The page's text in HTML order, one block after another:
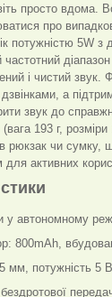
просто вдома.
про
потужністю 5W з
і чистий звук.
а
звук до
(вага 193 г,
рюкзак чи сумку,
активних
у автономному
800mAh,
мм, потужність 5